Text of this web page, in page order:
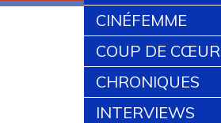
CINÉFEMME
COUP DE CŒUR
CHRONIQUES
INTERVIEWS